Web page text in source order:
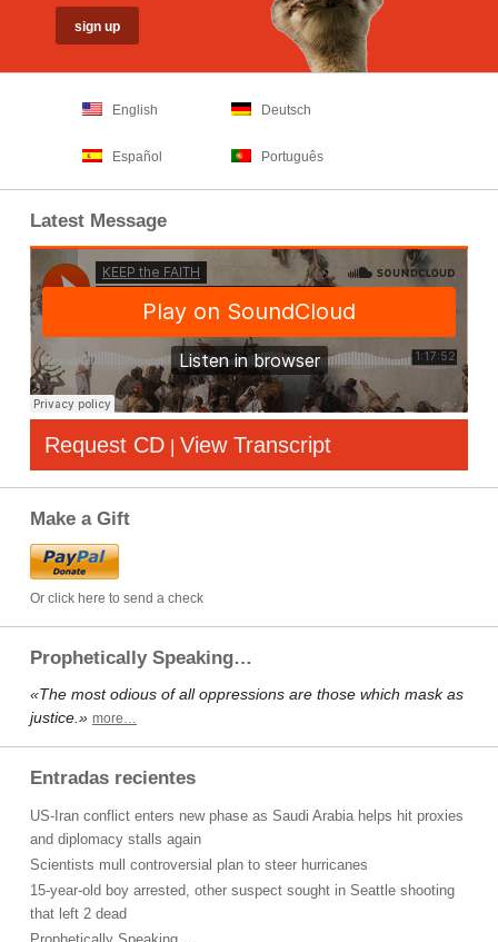
English Deutsch
Español Português
Latest Message
Request CD | View Transcript
Make a Gift
Or click here to send a check
Prophetically Speaking…
«The most odious of all oppressions are those which mask as
justice.» more…
Entradas recientes
US-Iran conflict enters new phase as Saudi Arabia helps hit proxies
and diplomacy stalls again
Scientists mull controversial plan to steer hurricanes
15-year-old boy arrested, other suspect sought in Seattle shooting
that left 2 dead